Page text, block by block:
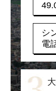
シ
電